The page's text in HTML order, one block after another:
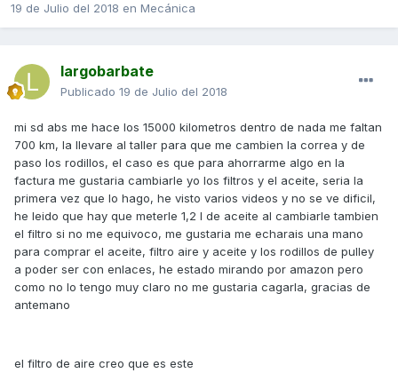
19 de Julio del 2018 en Mecánica
largobarbate
Publicado 19 de Julio del 2018
mi sd abs me hace los 15000 kilometros dentro de nada me faltan
700 km, la llevare al taller para que me cambien la correa y de
paso los rodillos, el caso es que para ahorrarme algo en la
factura me gustaria cambiarle yo los filtros y el aceite, seria la
primera vez que lo hago, he visto varios videos y no se ve dificil,
he leido que hay que meterle 1,2 l de aceite al cambiarle tambien
el filtro si no me equivoco, me gustaria me echarais una mano
para comprar el aceite, filtro aire y aceite y los rodillos de pulley
a poder ser con enlaces, he estado mirando por amazon pero
como no lo tengo muy claro no me gustaria cagarla, gracias de
antemano
el filtro de aire creo que es este